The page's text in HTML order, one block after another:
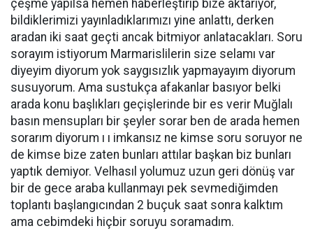
çeşme yapılsa hemen haberleştirip bize aktarıyor,
bildiklerimizi yayınladıklarımızı yine anlattı, derken
aradan iki saat geçti ancak bitmiyor anlatacakları. Soru
sorayım istiyorum Marmarislilerin size selamı var
diyeyim diyorum yok saygısızlık yapmayayım diyorum
susuyorum. Ama sustukça afakanlar basıyor belki
arada konu başlıkları geçişlerinde bir es verir Muğlalı
basın mensupları bir şeyler sorar ben de arada hemen
sorarım diyorum ı ı imkansız ne kimse soru soruyor ne
de kimse bize zaten bunları attılar başkan biz bunları
yaptık demiyor. Velhasıl yolumuz uzun geri dönüş var
bir de gece araba kullanmayı pek sevmediğimden
toplantı başlangıcından 2 buçuk saat sonra kalktım
ama cebimdeki hiçbir soruyu soramadım.